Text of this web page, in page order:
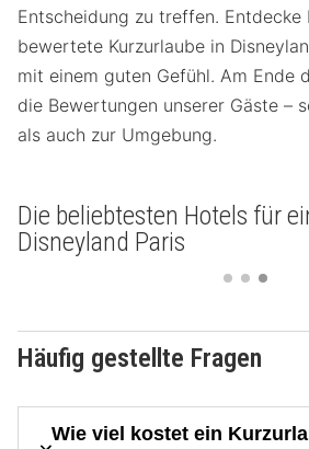
Entscheidung zu treffen. Entdecke
bewertete Kurzurlaube in
mit einem guten Gefühl. Am Ende
die Bewertungen unserer Gäste –
als auch zur Umgebung.
Die beliebtesten Hotels für
Disneyland Paris
Häufig gestellte Fragen
Wie viel kostet ein